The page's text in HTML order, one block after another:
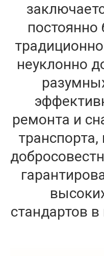
постоянно
неуклонно
ремонта и
транспорта,
стандартов